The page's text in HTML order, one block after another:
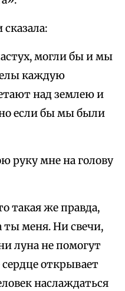
могли бы и мы
каждую
над землею и
но если бы мы были
руку мне на голову
такая же правда,
ты меня. Ни свечи,
луна не помогут
открывает
наслаждаться